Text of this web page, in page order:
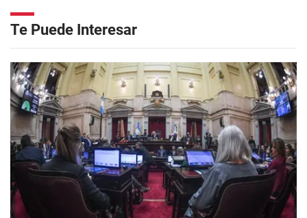
Te Puede Interesar